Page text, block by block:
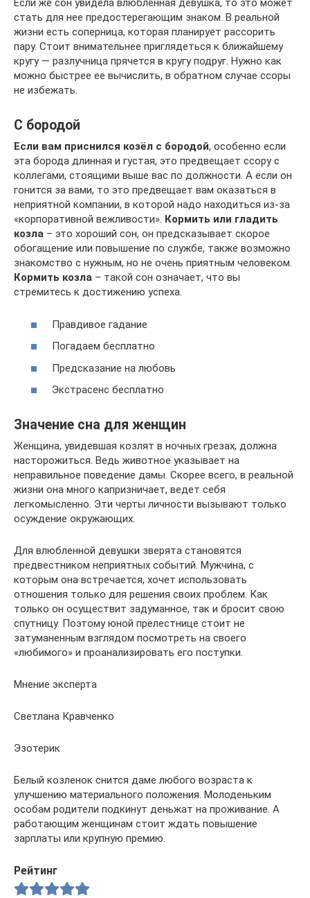
Если же сон увидела влюбленная девушка, то это может
стать для нее предостерегающим знаком. В реальной
жизни есть соперница, которая планирует рассорить
пару. Стоит внимательнее приглядеться к ближайшему
кругу — разлучница прячется в кругу подруг. Нужно как
можно быстрее ее вычислить, в обратном случае ссоры
не избежать.
С бородой
Если вам приснился козёл с бородой, особенно если
эта борода длинная и густая, это предвещает ссору с
коллегами, стоящими выше вас по должности. А если он
гонится за вами, то это предвещает вам оказаться в
неприятной компании, в которой надо находиться из-за
«корпоративной вежливости». Кормить или гладить
козла – это хороший сон, он предсказывает скорое
обогащение или повышение по службе, также возможно
знакомство с нужным, но не очень приятным человеком.
Кормить козла – такой сон означает, что вы
стремитесь к достижению успеха.
Правдивое гадание
Погадаем бесплатно
Предсказание на любовь
Экстрасенс бесплатно
Значение сна для женщин
Женщина, увидевшая козлят в ночных грезах, должна
насторожиться. Ведь животное указывает на
неправильное поведение дамы. Скорее всего, в реальной
жизни она много капризничает, ведет себя
легкомысленно. Эти черты личности вызывают только
осуждение окружающих.
Для влюбленной девушки зверята становятся
предвестником неприятных событий. Мужчина, с
которым она встречается, хочет использовать
отношения только для решения своих проблем. Как
только он осуществит задуманное, так и бросит свою
спутницу. Поэтому юной прелестнице стоит не
затуманенным взглядом посмотреть на своего
«любимого» и проанализировать его поступки.
Мнение эксперта
Светлана Кравченко
Эзотерик
Белый козленок снится даме любого возраста к
улучшению материального положения. Молоденьким
особам родители подкинут деньжат на проживание. А
работающим женщинам стоит ждать повышение
зарплаты или крупную премию.
Рейтинг